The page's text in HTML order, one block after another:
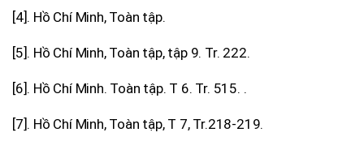
[4]. Hồ Chí Minh, Toàn tập.
[5]. Hồ Chí Minh, Toàn tập, tập 9. Tr. 222.
[6]. Hồ Chí Minh. Toàn tập. T 6. Tr. 515. .
[7]. Hồ Chí Minh, Toàn tập, T 7, Tr.218-219.